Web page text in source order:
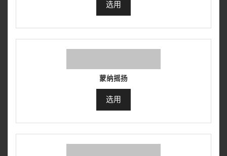
选用
蒙纳摇扬
选用